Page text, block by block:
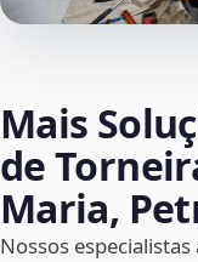
Mais
de
Maria,
Nossos